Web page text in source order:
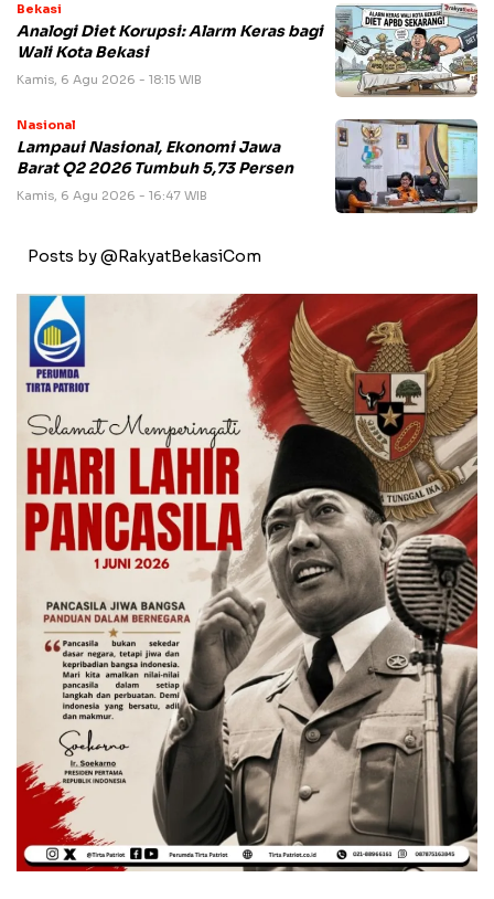
Bekasi
Analogi Diet Korupsi: Alarm Keras bagi
Wali Kota Bekasi
Kamis, 6 Agu 2026 - 18:15 WIB
Nasional
Lampaui Nasional, Ekonomi Jawa
Barat Q2 2026 Tumbuh 5,73 Persen
Kamis, 6 Agu 2026 - 16:47 WIB
Posts by @RakyatBekasiCom